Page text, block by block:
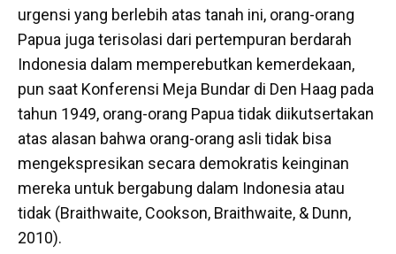
urgensi yang berlebih atas tanah ini, orang-orang
Papua juga terisolasi dari pertempuran berdarah
Indonesia dalam memperebutkan kemerdekaan,
pun saat Konferensi Meja Bundar di Den Haag pada
tahun 1949, orang-orang Papua tidak diikutsertakan
atas alasan bahwa orang-orang asli tidak bisa
mengekspresikan secara demokratis keinginan
mereka untuk bergabung dalam Indonesia atau
tidak (Braithwaite, Cookson, Braithwaite, & Dunn,
2010).